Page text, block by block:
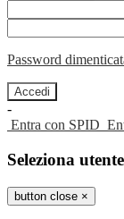
Password
-
Entra con SPID
Seleziona utente
button close ×